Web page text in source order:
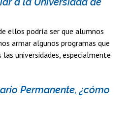
ellos podría ser que alumnos
armar algunos programas que
universidades, especialmente
Permanente, ¿cómo